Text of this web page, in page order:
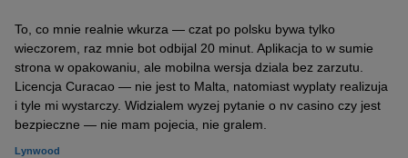
To, co mnie realnie wkurza — czat po polsku bywa tylko
wieczorem, raz mnie bot odbijal 20 minut. Aplikacja to w sumie
strona w opakowaniu, ale mobilna wersja dziala bez zarzutu.
Licencja Curacao — nie jest to Malta, natomiast wyplaty realizuja
i tyle mi wystarczy. Widzialem wyzej pytanie o nv casino czy jest
bezpieczne — nie mam pojecia, nie gralem.
Lynwood